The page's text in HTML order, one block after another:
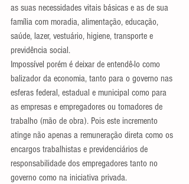
as suas necessidades vitais básicas e as de sua
família com moradia, alimentação, educação,
saúde, lazer, vestuário, higiene, transporte e
previdência social.
Impossível porém é deixar de entendê-lo como
balizador da economia, tanto para o governo nas
esferas federal, estadual e municipal como para
as empresas e empregadores ou tomadores de
trabalho (mão de obra). Pois este incremento
atinge não apenas a remuneração direta como os
encargos trabalhistas e previdenciários de
responsabilidade dos empregadores tanto no
governo como na iniciativa privada.